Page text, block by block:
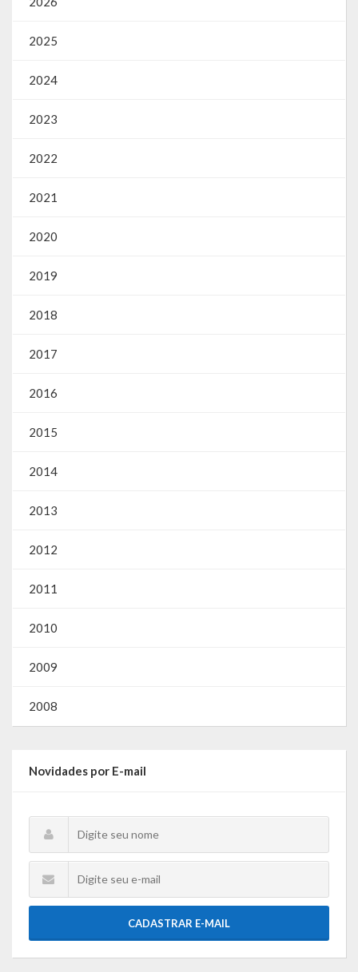
Gestão Saúde – GOVBR
Gestão Educação – Educar Web
Webmail
2025
2024
2023
2022
2021
2020
2019
2018
2017
2016
2015
2014
2013
2012
2011
2010
2009
2008
Novidades por E-mail
CADASTRAR E-MAIL